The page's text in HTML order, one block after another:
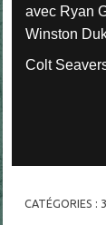
avec Ryan
Winston
Colt
CATÉGORIES :